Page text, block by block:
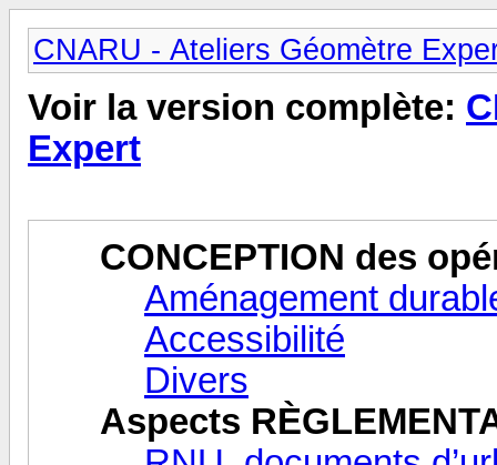
CNARU - Ateliers Géomètre
Voir la version complète:
Expert
CONCEPTION des
Aménagement
Accessibilité
Divers
Aspects